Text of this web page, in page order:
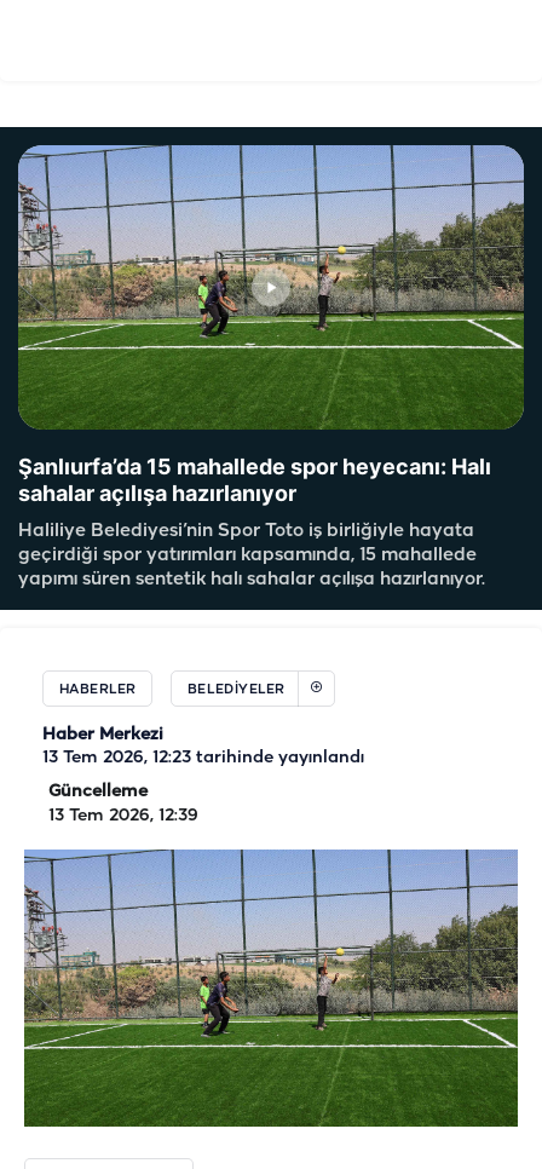
Şanlıurfa’da 15 mahallede spor heyecanı: Halı
sahalar açılışa hazırlanıyor
Haliliye Belediyesi’nin Spor Toto iş birliğiyle hayata
geçirdiği spor yatırımları kapsamında, 15 mahallede
yapımı süren sentetik halı sahalar açılışa hazırlanıyor.
HABERLER BELEDIYELER
Haber Merkezi
13 Tem 2026, 12:23 tarihinde yayınlandı
Güncelleme
13 Tem 2026, 12:39